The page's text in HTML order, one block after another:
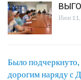
Июн
Было подчеркнуто,
дорогим наряду с